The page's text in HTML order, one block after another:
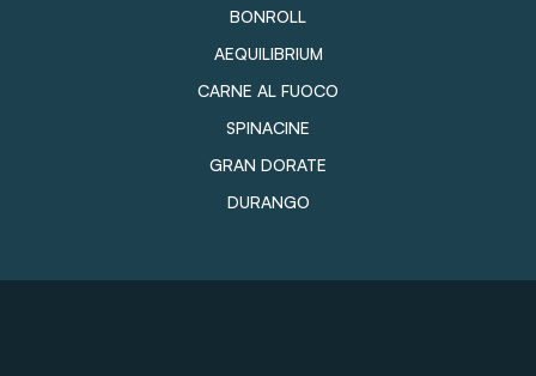
BONROLL
AEQUILIBRIUM
CARNE AL FUOCO
SPINACINE
GRAN DORATE
DURANGO